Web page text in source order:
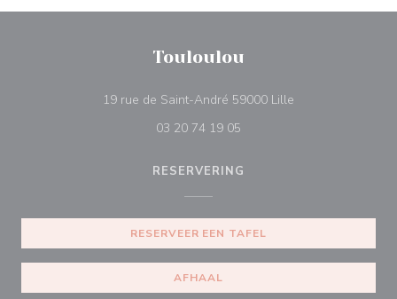
Touloulou
19 rue de Saint-André 59000 Lille
03 20 74 19 05
RESERVERING
RESERVEER EEN TAFEL
AFHAAL